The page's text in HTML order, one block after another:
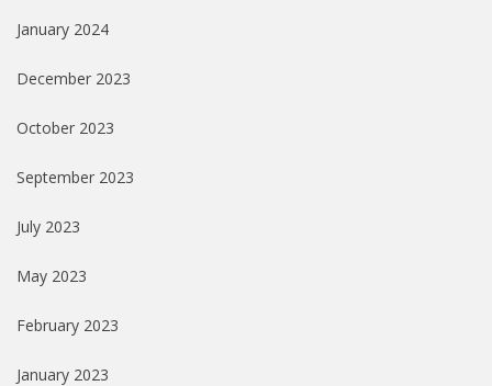
January 2024
December 2023
October 2023
September 2023
July 2023
May 2023
February 2023
January 2023